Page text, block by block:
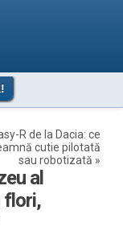
R de la Dacia: ce
cutie pilotată
sau robotizată »
al
flori,